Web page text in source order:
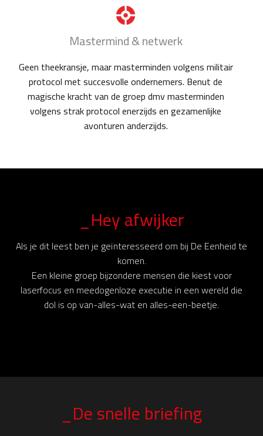
Mastermind & netwerk
Geen theekransje, maar masterminden volgens militair
protocol met succesvolle ondernemers. Benut de
magische kracht van de groep dmv masterminden
volgens strak protocol enerzijds en gezamenlijke
avonturen anderzijds.
_Hey afwijker
Als je dit leest ben je geïnteresseerd om bij De Eenheid te
komen.
Een kleine groep bijzondere mensen die kiest voor
laserfocus en meedogenloze executie in een wereld die
dol is op van-alles-wat en alles-een-beetje.
_De snelle briefing